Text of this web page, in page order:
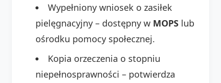
Wypełniony wniosek o zasiłek
pielęgnacyjny – dostępny w MOPS lub
ośrodku pomocy społecznej.
Kopia orzeczenia o stopniu
niepełnosprawności – potwierdza